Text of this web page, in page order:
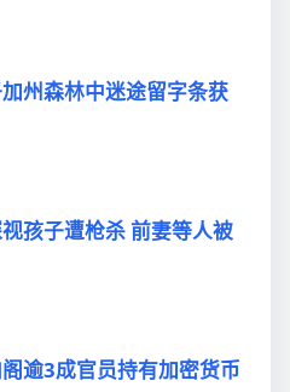
州森林中迷途留字条获
孩子遭枪杀 前妻等人被
逾3成官员持有加密货币